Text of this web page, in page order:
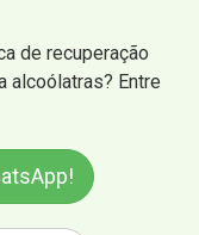
de recuperação
alcoólatras? Entre